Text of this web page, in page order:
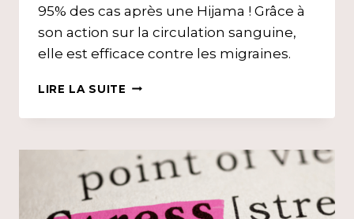
95% des cas après une Hijama ! Grâce à
son action sur la circulation sanguine,
elle est efficace contre les migraines.
LIRE LA SUITE HIJÂMA
MIGRAINE,
MAUX
DE
TÊTE